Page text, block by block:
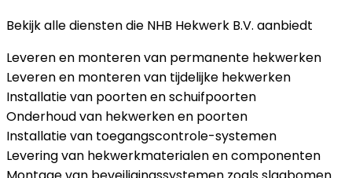
Bekijk alle diensten die NHB Hekwerk B.V. aanbiedt
Leveren en monteren van permanente hekwerken
Leveren en monteren van tijdelijke hekwerken
Installatie van poorten en schuifpoorten
Onderhoud van hekwerken en poorten
Installatie van toegangscontrole-systemen
Levering van hekwerkmaterialen en componenten